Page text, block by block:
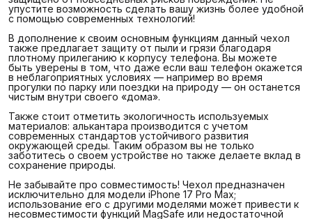
упустите возможность сделать вашу жизнь более удобной
с помощью современных технологий!
В дополнение к своим основным функциям данный чехол
также предлагает защиту от пыли и грязи благодаря
плотному прилеганию к корпусу телефона. Вы можете
быть уверены в том, что даже если ваш телефон окажется
в неблагоприятных условиях — например во время
прогулки по парку или поездки на природу — он останется
чистым внутри своего «дома».
Также стоит отметить экологичность используемых
материалов: алькантара производится с учетом
современных стандартов устойчивого развития
окружающей среды. Таким образом вы не только
заботитесь о своем устройстве но также делаете вклад в
сохранение природы.
Не забывайте про совместимость! Чехол предназначен
исключительно для модели iPhone 17 Pro Max;
использование его с другими моделями может привести к
несовместимости функций MagSafe или недостаточной